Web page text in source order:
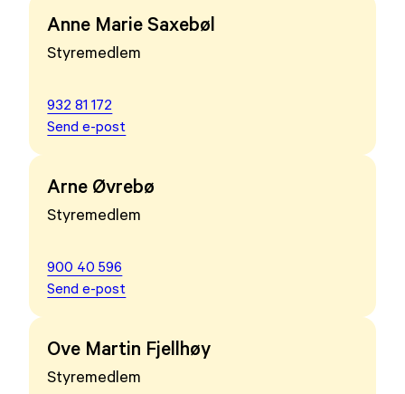
Anne Marie Saxebøl
Styremedlem
932 81 172
Send e-post
Arne Øvrebø
Styremedlem
900 40 596
Send e-post
Ove Martin Fjellhøy
Styremedlem